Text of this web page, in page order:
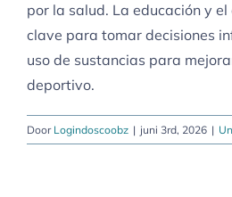
por la salud. La educación y
clave para tomar decisiones
uso de sustancias para
deportivo.
Door Logindoscoobz | juni 3rd, 2026 |